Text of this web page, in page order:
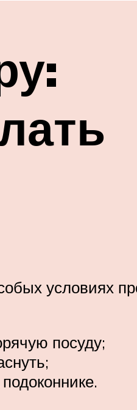
условиях
посуду;